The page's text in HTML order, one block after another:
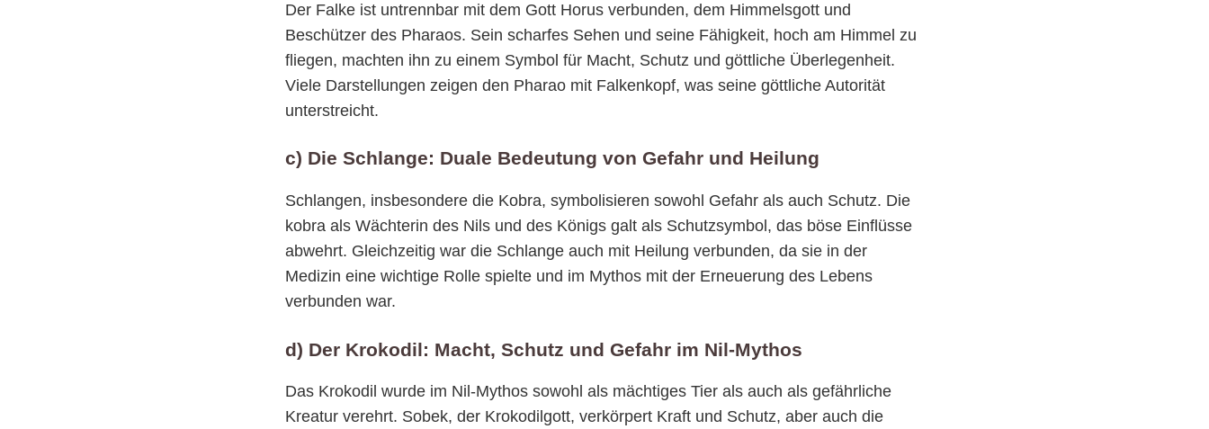
Der Falke ist untrennbar mit dem Gott Horus verbunden, dem Himmelsgott und
Beschützer des Pharaos. Sein scharfes Sehen und seine Fähigkeit, hoch am Himmel zu
fliegen, machten ihn zu einem Symbol für Macht, Schutz und göttliche Überlegenheit.
Viele Darstellungen zeigen den Pharao mit Falkenkopf, was seine göttliche Autorität
unterstreicht.
c) Die Schlange: Duale Bedeutung von Gefahr und Heilung
Schlangen, insbesondere die Kobra, symbolisieren sowohl Gefahr als auch Schutz. Die
kobra als Wächterin des Nils und des Königs galt als Schutzsymbol, das böse Einflüsse
abwehrt. Gleichzeitig war die Schlange auch mit Heilung verbunden, da sie in der
Medizin eine wichtige Rolle spielte und im Mythos mit der Erneuerung des Lebens
verbunden war.
d) Der Krokodil: Macht, Schutz und Gefahr im Nil-Mythos
Das Krokodil wurde im Nil-Mythos sowohl als mächtiges Tier als auch als gefährliche
Kreatur verehrt. Sobek, der Krokodilgott, verkörpert Kraft und Schutz, aber auch die